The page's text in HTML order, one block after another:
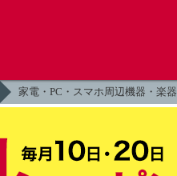
家電・PC・スマホ周辺機器・楽器